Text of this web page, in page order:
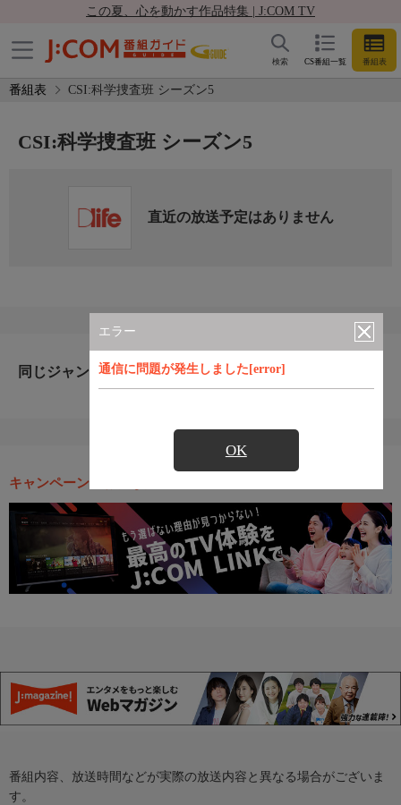
この夏、心を動かす作品特集 | J:COM TV
CS番組一覧 番組表
検索
番組表 CSI:科学捜査班 シーズン5
エラー
通信に問題が発生しました[error]
OK
CSI:科学捜査班 シーズン5
直近の放送予定はありません
同じジャンルのおすすめ番組
キャンペーン・お得な情報
番組内容、放送時間などが実際の放送内容と異なる場合がございま
す。